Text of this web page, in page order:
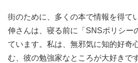
街のために、多くの本で情報を得て
伸さんは、寝る前に「SNSポリシー
ています。私は、無邪気に知的好奇
む、彼の勉強家なところが大好きです